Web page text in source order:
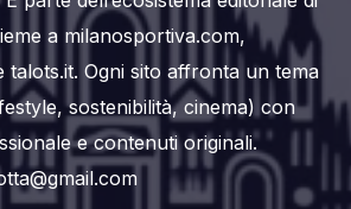
a milanosportiva.com,
talots.it. Ogni sito affronta un tema
sostenibilità, cinema) con
e contenuti originali.